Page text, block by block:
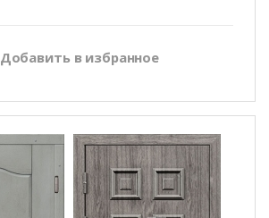
Добавить в избранное